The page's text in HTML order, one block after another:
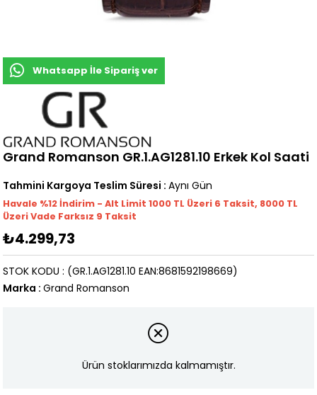
Whatsapp İle Sipariş ver
Grand Romanson GR.1.AG1281.10 Erkek Kol Saati
Tahmini Kargoya Teslim Süresi : Aynı Gün
Havale %12 İndirim - Alt Limit 1000 TL Üzeri 6 Taksit, 8000 TL
Üzeri Vade Farksız 9 Taksit
₺4.299,73
(GR.1.AG1281.10 EAN:8681592198669)
STOK KODU
Marka : Grand Romanson
Ürün stoklarımızda kalmamıştır.